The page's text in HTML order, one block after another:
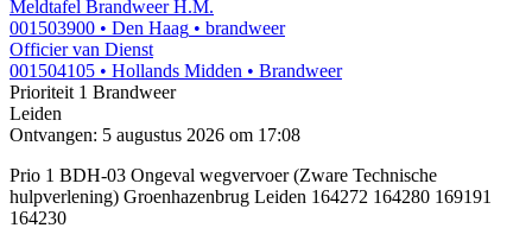
Meldtafel Brandweer H.M.
001503900 • Den Haag • brandweer
Officier van Dienst
001504105 • Hollands Midden • Brandweer
Prioriteit 1 Brandweer
Leiden
Ontvangen: 5 augustus 2026 om 17:08
Prio 1 BDH-03 Ongeval wegvervoer (Zware Technische
hulpverlening) Groenhazenbrug Leiden 164272 164280 169191
164230